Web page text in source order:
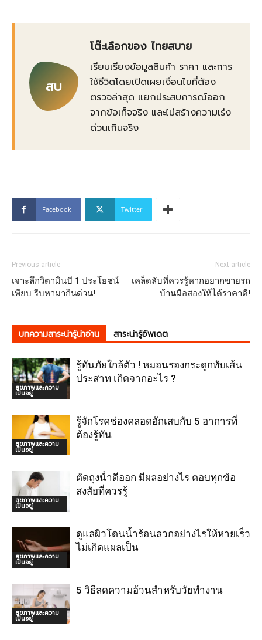
สบ
โต๊ะเลือกของ ไทยสบาย
เรียบเรียงข้อมูลสินค้า ราคา และการ
ใช้ชีวิตโดยเปิดเผยเงื่อนไขที่ต้อง
ตรวจล่าสุด แยกประสบการณ์ออก
จากข้อเท็จจริง และไม่สร้างความเร่ง
ด่วนเกินจริง
Facebook Twitter
Previous article
เจาะลึกวิตามินบี 1 ประโยชน์
เพียบ รีบหามากินด่วน!
Next article
เคล็ดลับที่ควรรู้หากอยากขายรถ
บ้านมือสองให้ได้ราคาดี!
บทความสาระน่ารู้น่าอ่าน สาระน่ารู้อัพเดต
สุขภาพและความ
เป็นอยู่
รู้ทันภัยใกล้ตัว ! หมอนรองกระดูกทับเส้น
ประสาท เกิดจากอะไร ?
สุขภาพและความ
เป็นอยู่
รู้จักโรคช่องคลอดอักเสบกับ 5 อาการที่
ต้องรู้ทัน
สุขภาพและความ
เป็นอยู่
ตัดถุงน้ําดีออก มีผลอย่างไร ตอบทุกข้อ
สงสัยที่ควรรู้
สุขภาพและความ
เป็นอยู่
ดูแลผิวโดนน้ำร้อนลวกอย่างไรให้หายเร็ว
ไม่เกิดแผลเป็น
สุขภาพและความ
เป็นอยู่
5 วิธีลดความอ้วนสำหรับวัยทำงาน